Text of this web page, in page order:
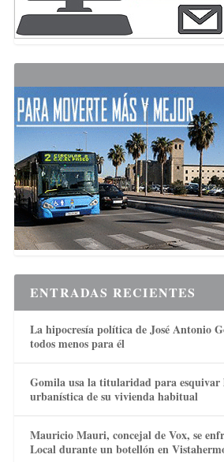
ENTRADAS RECIENTES
La hipocresía política de José Antonio
todos menos para él
Gomila usa la titularidad para esquivar
urbanística de su vivienda habitual
Mauricio Mauri, concejal de Vox, se
Local durante un botellón en